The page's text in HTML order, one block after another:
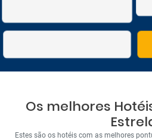
Os melhores
Estes são os hotéis com as melhores